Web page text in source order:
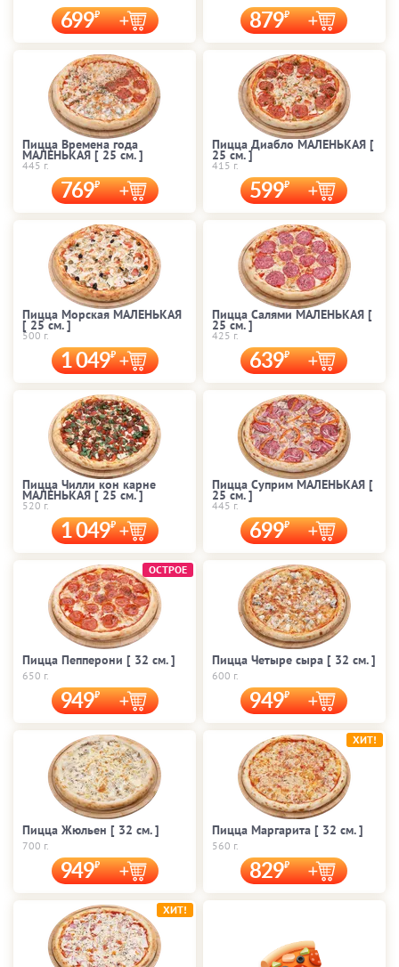
699 879
Пицца Времена года
МАЛЕНЬКАЯ [ 25 cм. ]
445 г.
769
Пицца Диабло МАЛЕНЬКАЯ [
25 cм. ]
415 г.
599
Пицца Морская МАЛЕНЬКАЯ
[ 25 cм. ]
500 г.
1 049
Пицца Салями МАЛЕНЬКАЯ [
25 cм. ]
425 г.
639
Пицца Чилли кон карне
МАЛЕНЬКАЯ [ 25 cм. ]
520 г.
1 049
Пицца Суприм МАЛЕНЬКАЯ [
25 cм. ]
445 г.
699
Пицца Пепперони [ 32 cм. ]
650 г.
949
ОСТРОЕ
Пицца Четыре сыра [ 32 cм. ]
600 г.
949
Пицца Жюльен [ 32 cм. ]
700 г.
949
Пицца Маргарита [ 32 cм. ]
560 г.
829
ХИТ!
ХИТ!